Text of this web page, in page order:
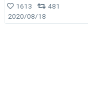
1613
481
2020/08/18